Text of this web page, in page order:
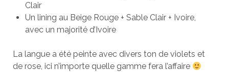
Clair
Un lining au Beige Rouge + Sable Clair + Ivoire,
avec un majorité d’Ivoire
La langue a été peinte avec divers ton de violets et
de rose, ici n’importe quelle gamme fera l’affaire